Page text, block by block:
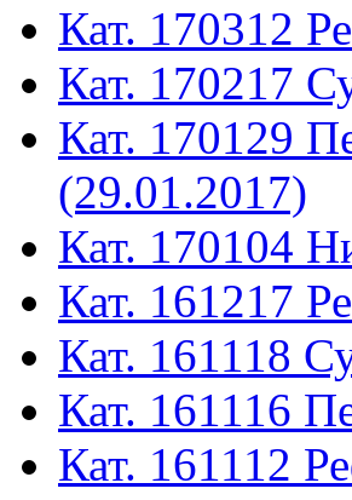
Кат. 170312
Кат. 170217
Кат. 170129
(29.01.2017)
Кат. 170104
Кат. 161217
Кат. 161118
Кат. 161116
Кат. 161112